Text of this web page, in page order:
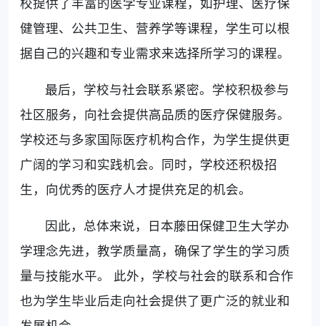
健管理、公共卫生、营养学等课程，学生可以根
据自己的兴趣和专业需求来选择所学习的课程。
最后，学校与社会联系紧密。学校积极参与
社区服务，向社会提供高品质的医疗保健服务。
学校还与多家国际医疗机构合作，为学生提供更
广阔的学习和实践机会。同时，学校还积极招
生，向优秀的医疗人才提供充足的机会。
因此，总体来说，日本藤田保健卫生大学办
学理念先进，教学质量高，确保了学生的学习质
量与技能水平。 此外，学校与社会的联系和合作
也为学生毕业后走向社会提供了更广泛的就业和